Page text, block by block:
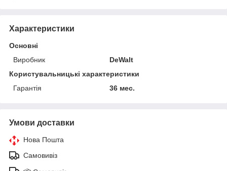
Характеристики
Основні
Виробник
DeWalt
Користувальницькі характеристики
Гарантія
36 мес.
Умови доставки
Нова Пошта
Самовивіз